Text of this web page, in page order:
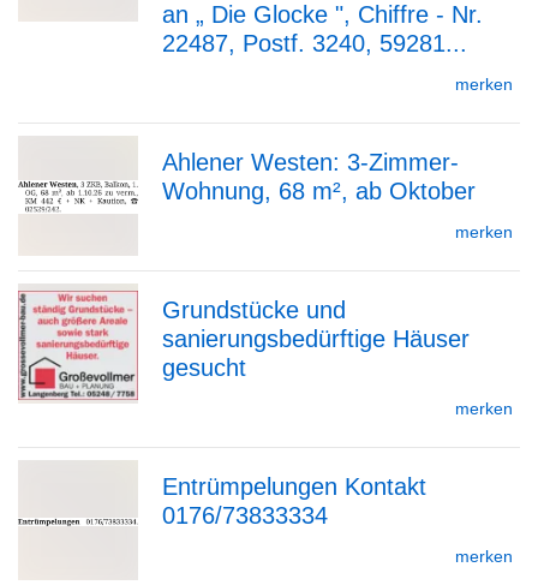
an „ Die Glocke ", Chiffre - Nr.
22487, Postf. 3240, 59281...
merken
zur
Detailseite
Ahlener Westen: 3-Zimmer-
Wohnung, 68 m², ab Oktober
merken
Detailseite
Grundstücke und
sanierungsbedürftige Häuser
gesucht
merken
zur
Entrümpelungen Kontakt
0176/73833334
merken